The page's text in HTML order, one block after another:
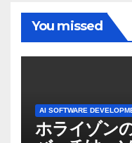
You missed
AI SOFTWARE
ホライゾン